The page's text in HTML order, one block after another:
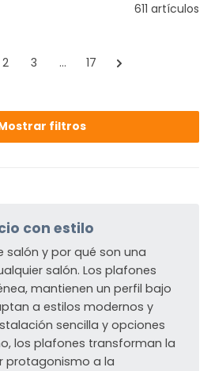
611 artículos
2 3 … 17
filtros
con estilo
salón y por qué son una
salón. Los plafones
mantienen un perfil bajo
a estilos modernos y
sencilla y opciones
los plafones transforman la
protagonismo a la